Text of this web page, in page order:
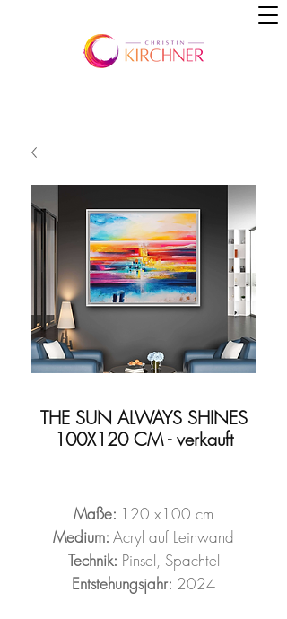
THE SUN ALWAYS SHINES
100X120 CM - verkauft
Maße: 120 x100 cm
Medium: Acryl auf Leinwand
Technik: Pinsel, Spachtel
Entstehungsjahr: 2024